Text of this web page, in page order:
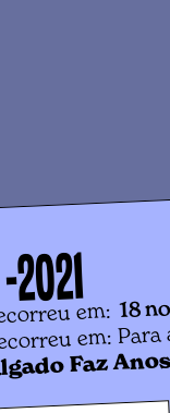
2021
em: 18
em: Para
Faz